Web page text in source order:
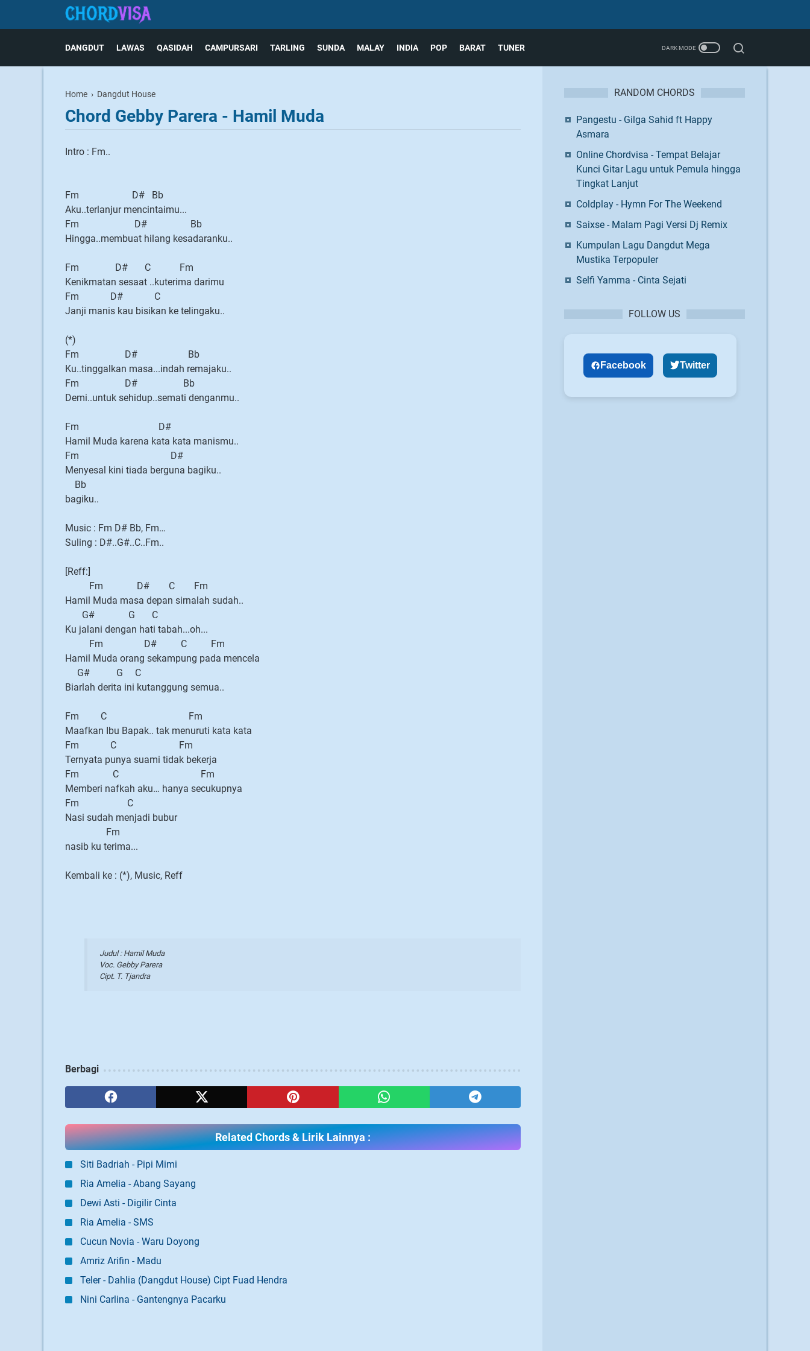
DANGDUT LAWAS QASIDAH CAMPURSARI TARLING SUNDA MALAY INDIA POP BARAT TUNER
Home › Dangdut House
Chord Gebby Parera - Hamil Muda
Intro : Fm..
Fm D# Bb
Aku..terlanjur mencintaimu...
Fm D# Bb
Hingga..membuat hilang kesadaranku..
Fm D# C Fm
Kenikmatan sesaat ..kuterima darimu
Fm D# C
Janji manis kau bisikan ke telingaku..
(*)
Fm D# Bb
Ku..tinggalkan masa...indah remajaku..
Fm D# Bb
Demi..untuk sehidup..semati denganmu..
Fm D#
Hamil Muda karena kata kata manismu..
Fm D#
Menyesal kini tiada berguna bagiku..
Bb
bagiku..
Music : Fm D# Bb, Fm…
Suling : D#..G#..C..Fm..
[Reff:]
Fm D# C Fm
Hamil Muda masa depan sirnalah sudah..
G# G C
Ku jalani dengan hati tabah...oh...
Fm D# C Fm
Hamil Muda orang sekampung pada mencela
G# G C
Biarlah derita ini kutanggung semua..
Fm C Fm
Maafkan Ibu Bapak.. tak menuruti kata kata
Fm C Fm
Ternyata punya suami tidak bekerja
Fm C Fm
Memberi nafkah aku… hanya secukupnya
Fm C
Nasi sudah menjadi bubur
Fm
nasib ku terima...
Kembali ke : (*), Music, Reff
Judul : Hamil Muda
Voc. Gebby Parera
Cipt. T. Tjandra
Berbagi
Related Chords & Lirik Lainnya :
Siti Badriah - Pipi Mimi
Ria Amelia - Abang Sayang
Dewi Asti - Digilir Cinta
Ria Amelia - SMS
Cucun Novia - Waru Doyong
Amriz Arifin - Madu
Teler - Dahlia (Dangdut House) Cipt Fuad Hendra
Nini Carlina - Gantengnya Pacarku
RANDOM CHORDS
Pangestu - Gilga Sahid ft Happy
Asmara
Online Chordvisa - Tempat Belajar
Kunci Gitar Lagu untuk Pemula hingga
Tingkat Lanjut
Coldplay - Hymn For The Weekend
Saixse - Malam Pagi Versi Dj Remix
Kumpulan Lagu Dangdut Mega
Mustika Terpopuler
Selfi Yamma - Cinta Sejati
FOLLOW US
Facebook Twitter